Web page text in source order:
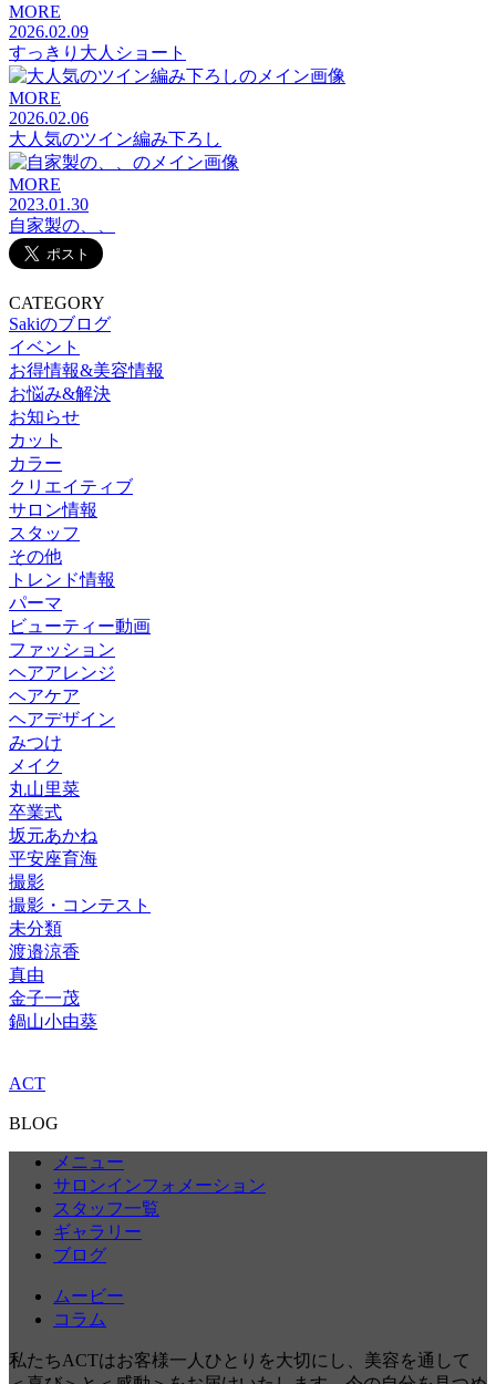
MORE
2026.02.09
すっきり大人ショート
MORE
2026.02.06
大人気のツイン編み下ろし
MORE
2023.01.30
自家製の、、
CATEGORY
Sakiのブログ
イベント
お得情報&美容情報
お悩み&解決
お知らせ
カット
カラー
クリエイティブ
サロン情報
スタッフ
その他
トレンド情報
パーマ
ビューティー動画
ファッション
ヘアアレンジ
ヘアケア
ヘアデザイン
みつけ
メイク
丸山里菜
卒業式
坂元あかね
平安座育海
撮影
撮影・コンテスト
未分類
渡邉涼香
真由
金子一茂
鍋山小由葵
ACT
BLOG
メニュー
サロンインフォメーション
スタッフ一覧
ギャラリー
ブログ
ムービー
コラム
私たちACTはお客様一人ひとりを大切にし、美容を通して